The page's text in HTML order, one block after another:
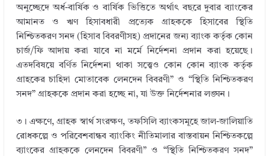
অনুচ্ছেদে অর্ধ-বার্ষিক ও বার্ষিক ভিত্তিতে অর্থাৎ বছরে দুবার ব্যাংকের
আমানত ও ঋণ হিসাবধারী প্রত্যেক গ্রাহককে হিসাবের স্থিতি
নিশ্চিতকরণ সনদ (হিসাব বিবরণীসহ) প্রদানের জন্য ব্যাংক কর্তৃক কোন
চার্জ/ফি আদায় করা যাবে নামর্মে নির্দেশনা প্রদান করা হয়েছে।
এতদবিষয়ে বর্ণিত নির্দেশনা থাকা সত্ত্বেও কোন কোন ব্যাংক কর্তৃক
গ্রাহকের চাহিদা মােতাবেক লেনদেন বিবরণী” ও “স্থিতি নিশ্চিতকরণ
সনদ” গ্রাহককে প্রদান করা হচ্ছে না, যা উক্ত নির্দেশনার লঙ্ঘন।
৩। এক্ষণে, গ্রাহক স্বার্থ সংরক্ষণ, তফসিলি ব্যাংকসমূহে জাল-জালিয়াতি
রােধকল্পে ও পরিবেশবান্ধব ব্যাংকিং নীতিমালার বাস্তবায়ন নিশ্চিতকল্পে
ব্যাংকের গ্রাহককে লেনদেন বিবরণী” ও “স্থিতি নিশ্চিতকরণ সনদ”